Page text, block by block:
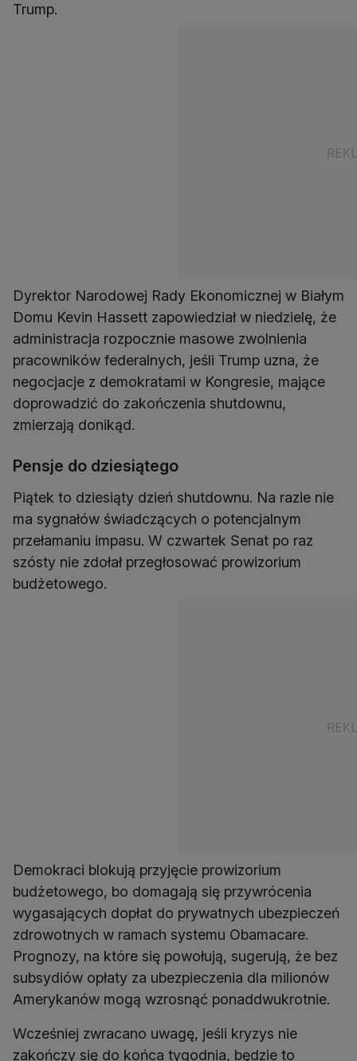
Trump.
Dyrektor Narodowej Rady Ekonomicznej w Białym
Domu Kevin Hassett zapowiedział w niedzielę, że
administracja rozpocznie masowe zwolnienia
pracowników federalnych, jeśli Trump uzna, że
negocjacje z demokratami w Kongresie, mające
doprowadzić do zakończenia shutdownu,
zmierzają donikąd.
Pensje do dziesiątego
Piątek to dziesiąty dzień shutdownu. Na razie nie
ma sygnałów świadczących o potencjalnym
przełamaniu impasu. W czwartek Senat po raz
szósty nie zdołał przegłosować prowizorium
budżetowego.
Demokraci blokują przyjęcie prowizorium
budżetowego, bo domagają się przywrócenia
wygasających dopłat do prywatnych ubezpieczeń
zdrowotnych w ramach systemu Obamacare.
Prognozy, na które się powołują, sugerują, że bez
subsydiów opłaty za ubezpieczenia dla milionów
Amerykanów mogą wzrosnąć ponaddwukrotnie.
Wcześniej zwracano uwagę, jeśli kryzys nie
zakończy się do końca tygodnia, będzie to